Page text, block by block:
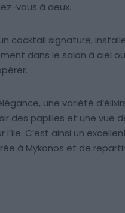
vous à deux.
cocktail signature,
dans le salon à ciel
une variété
des papilles et une vue
l’île. C’est ainsi un
à Mykonos et de